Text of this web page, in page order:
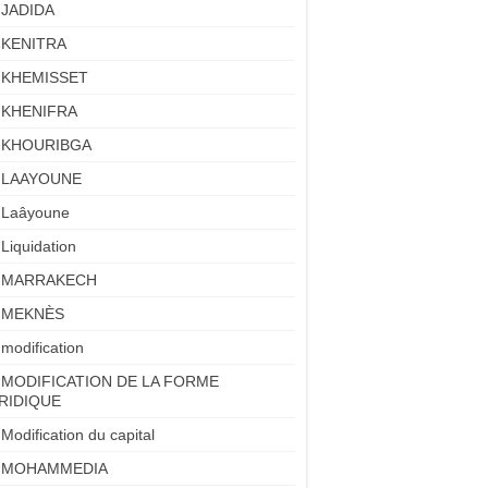
JADIDA
KENITRA
KHEMISSET
KHENIFRA
KHOURIBGA
LAAYOUNE
Laâyoune
Liquidation
MARRAKECH
MEKNÈS
modification
MODIFICATION DE LA FORME
Modification du capital
MOHAMMEDIA